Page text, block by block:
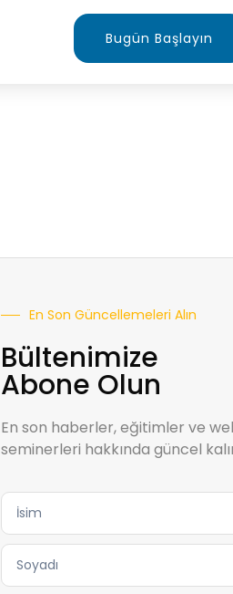
Bugün Başlayın
En Son Güncellemeleri Alın
Bültenimize
Abone Olun
En son haberler, eğitimler ve
seminerleri hakkında güncel